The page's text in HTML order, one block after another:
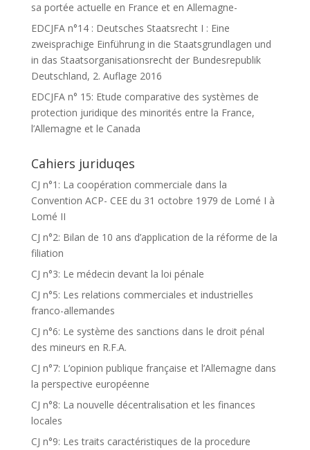
sa portée actuelle en France et en Allemagne-
EDCJFA n°14 : Deutsches Staatsrecht I : Eine
zweisprachige Einführung in die Staatsgrundlagen und
in das Staatsorganisationsrecht der Bundesrepublik
Deutschland, 2. Auflage 2016
EDCJFA n° 15: Etude comparative des systèmes de
protection juridique des minorités entre la France,
l’Allemagne et le Canada
Cahiers juriduqes
CJ n°1: La coopération commerciale dans la
Convention ACP- CEE du 31 octobre 1979 de Lomé I à
Lomé II
CJ n°2: Bilan de 10 ans d’application de la réforme de la
filiation
CJ n°3: Le médecin devant la loi pénale
CJ n°5: Les relations commerciales et industrielles
franco-allemandes
CJ n°6: Le système des sanctions dans le droit pénal
des mineurs en R.F.A.
CJ n°7: L’opinion publique française et l’Allemagne dans
la perspective européenne
CJ n°8: La nouvelle décentralisation et les finances
locales
CJ n°9: Les traits caractéristiques de la procedure